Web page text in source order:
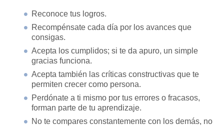
Reconoce tus logros.
Recompénsate cada día por los avances que
consigas.
Acepta los cumplidos; si te da apuro, un simple
gracias funciona.
Acepta también las críticas constructivas que te
permiten crecer como persona.
Perdónate a ti mismo por tus errores o fracasos,
forman parte de tu aprendizaje.
No te compares constantemente con los demás, no